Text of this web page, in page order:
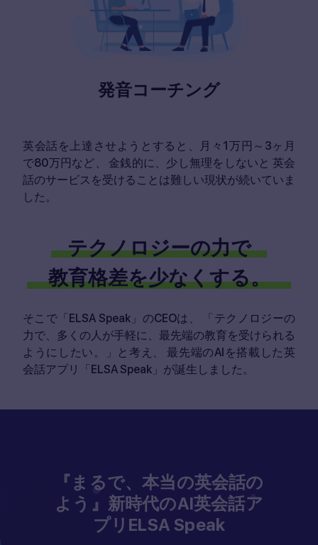
発音コーチング
英会話を上達させようとすると、月々1万円～3ヶ月
で80万円など、
金銭的に、少し無理をしないと 英会
話のサービスを受けることは難しい現状が続いていま
した。
テクノロジーの力で
教育格差を少なくする。
そこで「ELSA Speak」のCEOは、
「テクノロジーの
力で、多くの人が手軽に、最先端の教育を受けられる
ようにしたい。」と考え、
最先端のAIを搭載した英
会話アプリ「ELSA Speak」が誕生しました。
『まるで、本当の英会話の
よう』新時代のAI英会話ア
プリELSA Speak